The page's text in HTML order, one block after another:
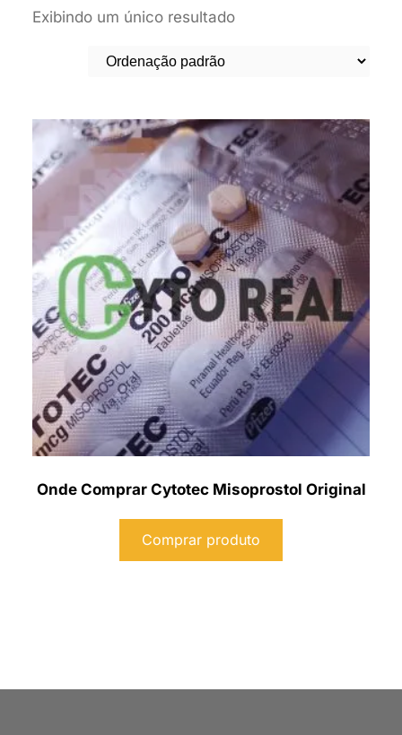
Exibindo um único resultado
Onde Comprar Cytotec Misoprostol Original
Comprar produto